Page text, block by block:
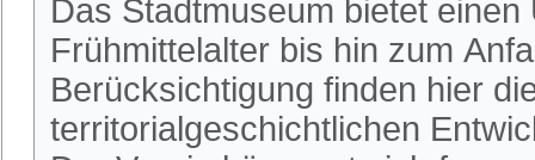
Das Stadtmuseum bietet
Frühmittelalter bis hin zum
Berücksichtigung finden hier
territorialgeschichtlichen